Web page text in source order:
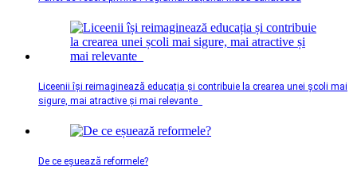
Liceenii își reimaginează educația și contribuie la crearea unei școli mai
sigure, mai atractive și mai relevante
De ce eșuează reformele?